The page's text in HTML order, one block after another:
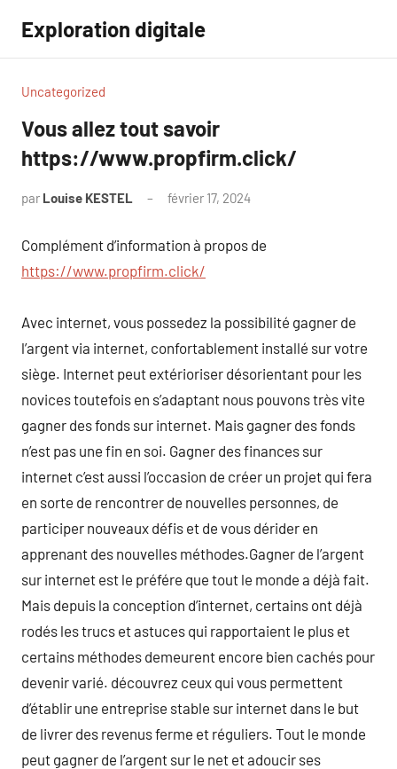
contenu
Exploration digitale
Uncategorized
Vous allez tout savoir
https://www.propfirm.click/
par Louise KESTEL février 17, 2024
Complément d’information à propos de
https://www.propfirm.click/
Avec internet, vous possedez la possibilité gagner de
l’argent via internet, confortablement installé sur votre
siège. Internet peut extérioriser désorientant pour les
novices toutefois en s’adaptant nous pouvons très vite
gagner des fonds sur internet. Mais gagner des fonds
n’est pas une fin en soi. Gagner des finances sur
internet c’est aussi l’occasion de créer un projet qui fera
en sorte de rencontrer de nouvelles personnes, de
participer nouveaux défis et de vous dérider en
apprenant des nouvelles méthodes.Gagner de l’argent
sur internet est le préfére que tout le monde a déjà fait.
Mais depuis la conception d’internet, certains ont déjà
rodés les trucs et astuces qui rapportaient le plus et
certains méthodes demeurent encore bien cachés pour
devenir varié. découvrez ceux qui vous permettent
d’établir une entreprise stable sur internet dans le but
de livrer des revenus ferme et réguliers. Tout le monde
peut gagner de l’argent sur le net et adoucir ses